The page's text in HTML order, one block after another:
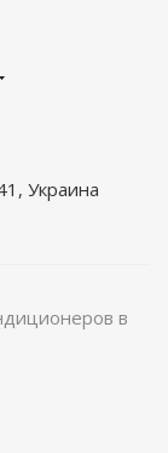
Украина
в